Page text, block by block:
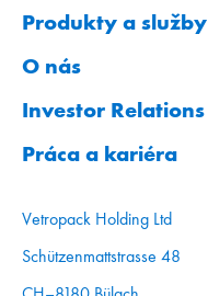
Produkty a služby
O nás
Investor Relations
Práca a kariéra
Vetropack Holding Ltd
Schützenmattstrasse 48